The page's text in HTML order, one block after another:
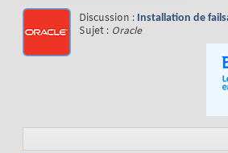
Discussion : Installation de
Sujet : Oracle